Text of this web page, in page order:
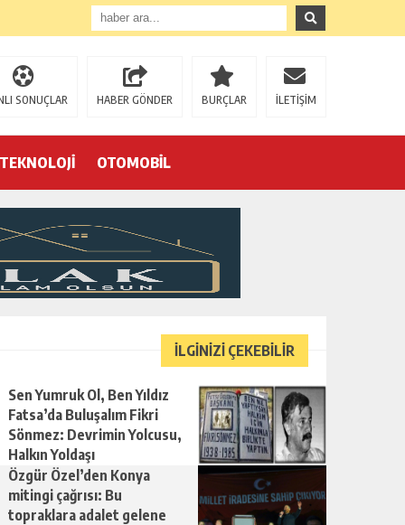
SONUÇLAR HABER GÖNDER BURÇLAR İLETİŞİM
TEKNOLOJİ OTOMOBİL
İLGİNİZİ ÇEKEBİLİR
Sen Yumruk Ol, Ben Yıldız
Fatsa’da Buluşalım Fikri
Sönmez: Devrimin Yolcusu,
Halkın Yoldaşı
Özgür Özel’den Konya
mitingi çağrısı: Bu
topraklara adalet gelene